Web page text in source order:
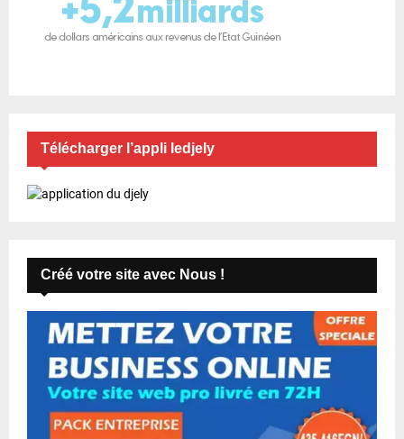
Télécharger l’appli ledjely
Créé votre site avec Nous !